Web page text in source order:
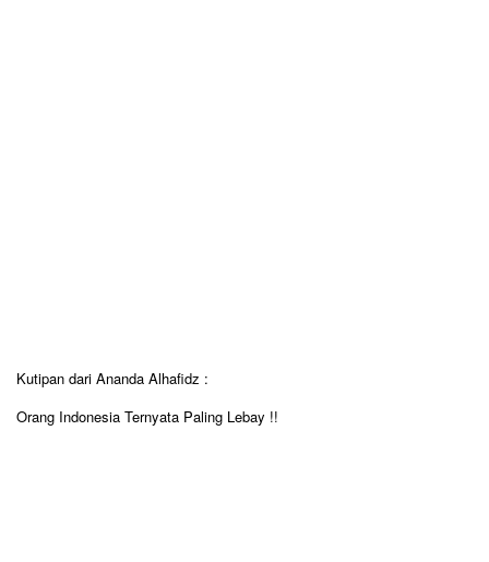
Kutipan dari Ananda Alhafidz :
Orang Indonesia Ternyata Paling Lebay !!